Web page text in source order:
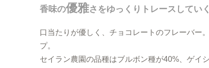
香味の優雅さをゆっくりトレースしてい
口当たりが優しく、チョコレートのフレーバー
プ。
セイラン農園の品種はブルボン種が40%、ゲイ